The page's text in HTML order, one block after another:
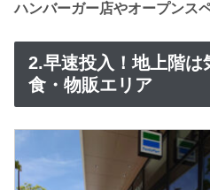
ハンバーガー店やオープンス
2.早速投入！地上階は
食・物販エリア